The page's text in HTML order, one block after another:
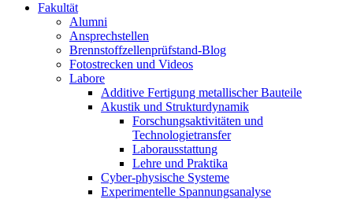
Fakultät
Alumni
Ansprechstellen
Brennstoffzellenprüfstand-Blog
Fotostrecken und Videos
Labore
Additive Fertigung metallischer Bauteile
Akustik und Strukturdynamik
Forschungsaktivitäten und
Technologietransfer
Laborausstattung
Lehre und Praktika
Cyber-physische Systeme
Experimentelle Spannungsanalyse